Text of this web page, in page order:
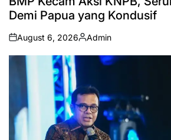
Demi Papua yang Kondusif
on
August 6, 2026
Posted
by
Admin